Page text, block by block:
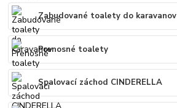
Zabudované toalety do karavanov
Prenosné toalety
Spalovací záchod CINDERELLA